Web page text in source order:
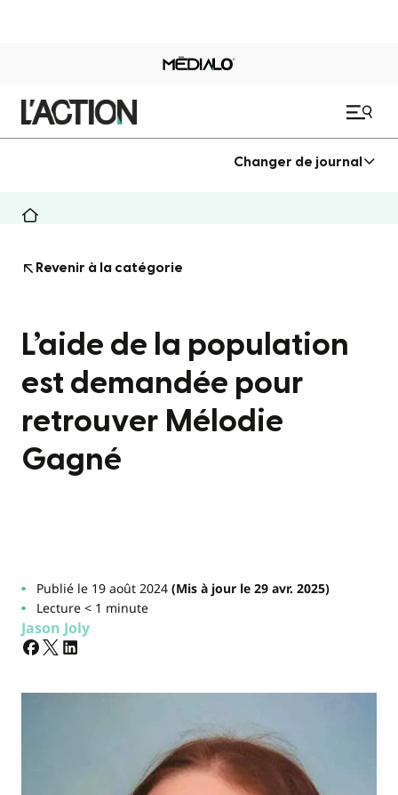
Changer de journal
Revenir à la catégorie
L’aide de la population
est demandée pour
retrouver Mélodie
Gagné
Publié le 19 août 2024(Mis à jour le 29 avr. 2025)
Lecture < 1 minute
Jason Joly